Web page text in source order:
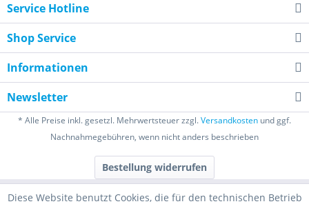
Service Hotline
Shop Service
Informationen
Newsletter
* Alle Preise inkl. gesetzl. Mehrwertsteuer zzgl.Versandkosten und ggf.
Nachnahmegebühren, wenn nicht anders beschrieben
Bestellung widerrufen
Diese Website benutzt Cookies, die für den technischen Betrieb